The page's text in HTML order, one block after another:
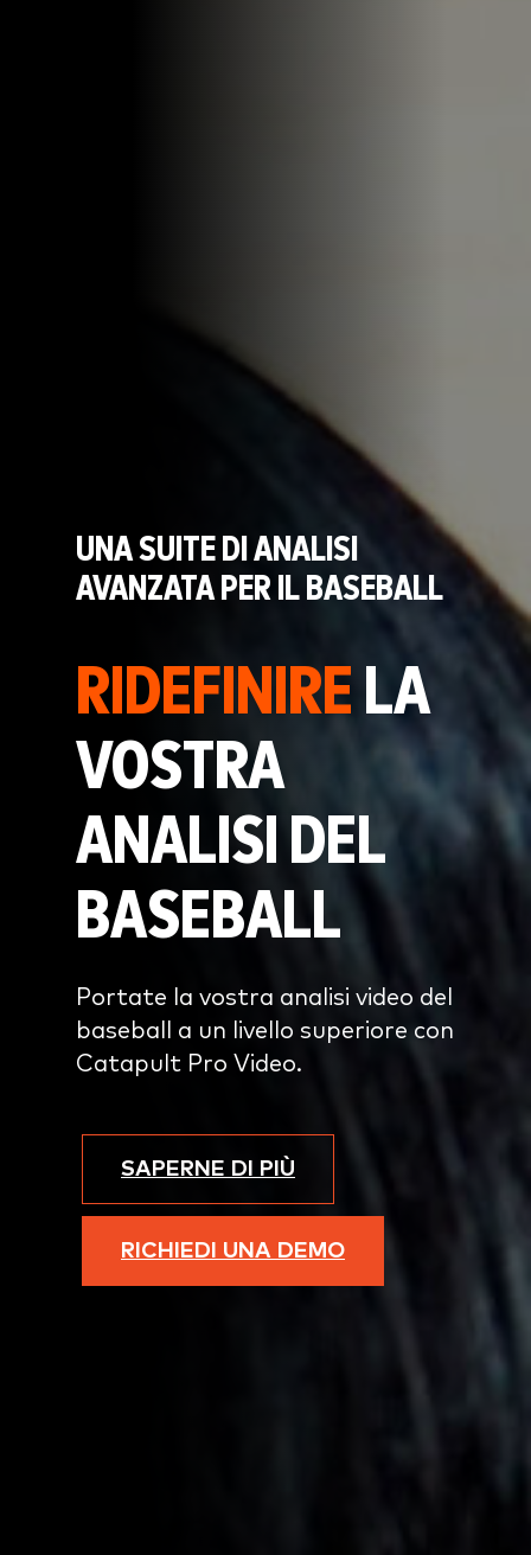
UNA SUITE DI ANALISI
AVANZATA PER IL BASEBALL
RIDEFINIRE LA
VOSTRA
ANALISI DEL
BASEBALL
Portate la vostra analisi video del
baseball a un livello superiore con
Catapult Pro Video.
SAPERNE DI PIÙ
RICHIEDI UNA DEMO